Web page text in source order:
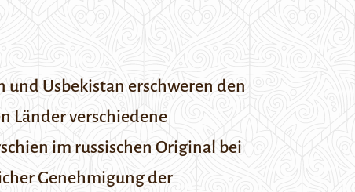
und Usbekistan erschweren den
Länder verschiedene
im russischen Original bei
Genehmigung der